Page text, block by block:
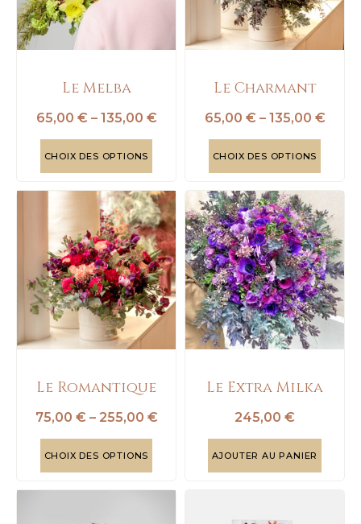
Le Melba
65,00 € – 135,00 €
CHOIX DES OPTIONS
Le Charmant
65,00 € – 135,00 €
CHOIX DES OPTIONS
Le Romantique
75,00 € – 255,00 €
CHOIX DES OPTIONS
Le Extra Milka
245,00 €
AJOUTER AU PANIER